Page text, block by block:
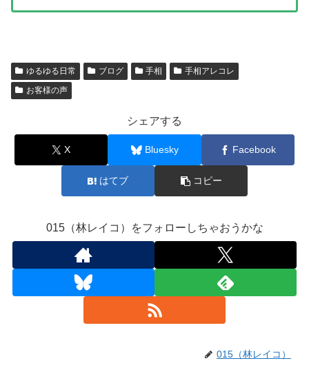
ゆるゆる日常 ブログ 手相
手相アレコレ
お客様の声
シェアする
X Bluesky Facebook
はてブ コピー
015（林レイコ）をフォローしちゃおうかな
015（林レイコ）